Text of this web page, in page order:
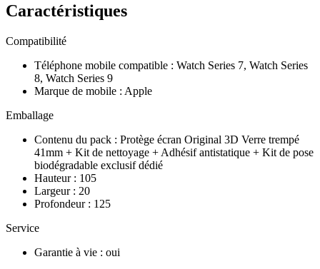
Caractéristiques
Compatibilité
Téléphone mobile compatible : Watch Series 7, Watch Series
8, Watch Series 9
Marque de mobile : Apple
Emballage
Contenu du pack : Protège écran Original 3D Verre trempé
41mm + Kit de nettoyage + Adhésif antistatique + Kit de pose
biodégradable exclusif dédié
Hauteur : 105
Largeur : 20
Profondeur : 125
Service
Garantie à vie : oui